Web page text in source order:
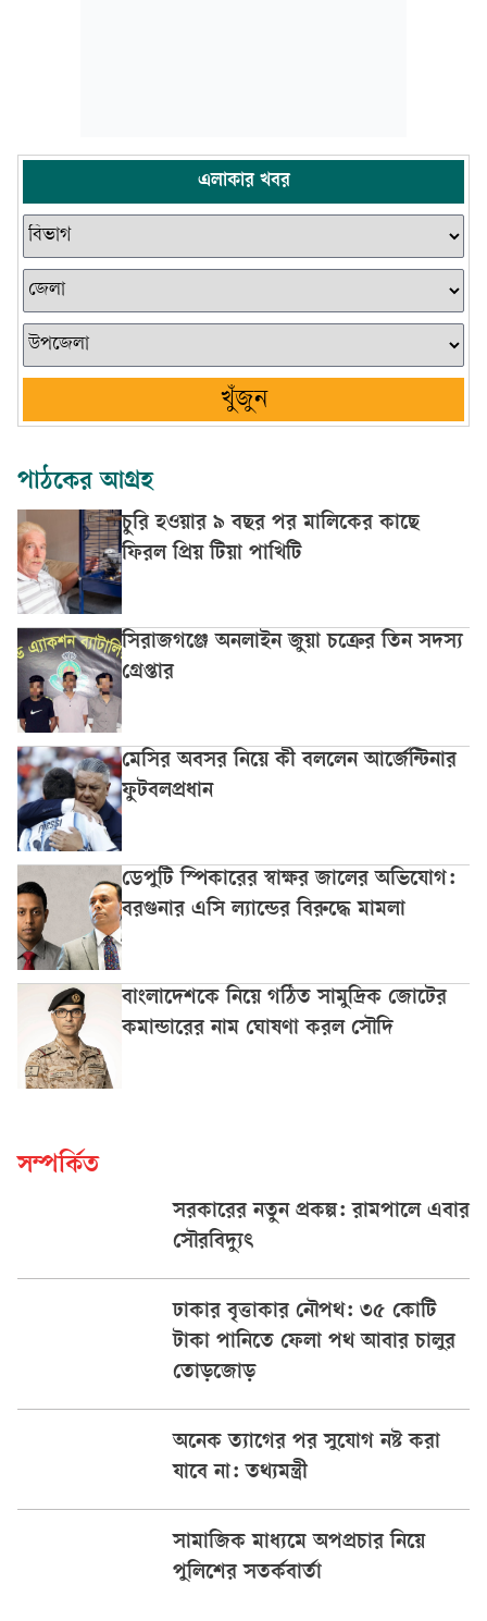
এলাকার খবর
খুঁজুন
পাঠকের আগ্রহ
চুরি হওয়ার ৯ বছর পর মালিকের কাছে
ফিরল প্রিয় টিয়া পাখিটি
সিরাজগঞ্জে অনলাইন জুয়া চক্রের তিন সদস্য
গ্রেপ্তার
মেসির অবসর নিয়ে কী বললেন আর্জেন্টিনার
ফুটবলপ্রধান
ডেপুটি স্পিকারের স্বাক্ষর জালের অভিযোগ:
বরগুনার এসি ল্যান্ডের বিরুদ্ধে মামলা
বাংলাদেশকে নিয়ে গঠিত সামুদ্রিক জোটের
কমান্ডারের নাম ঘোষণা করল সৌদি
সম্পর্কিত
সরকারের নতুন প্রকল্প: রামপালে এবার
সৌরবিদ্যুৎ
ঢাকার বৃত্তাকার নৌপথ: ৩৫ কোটি
টাকা পানিতে ফেলা পথ আবার চালুর
তোড়জোড়
অনেক ত্যাগের পর সুযোগ নষ্ট করা
যাবে না: তথ্যমন্ত্রী
সামাজিক মাধ্যমে অপপ্রচার নিয়ে
পুলিশের সতর্কবার্তা